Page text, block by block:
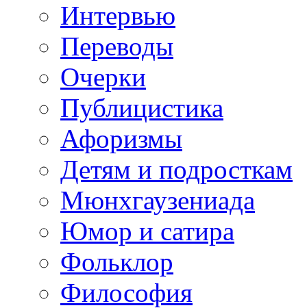
Интервью
Переводы
Очерки
Публицистика
Афоризмы
Детям и подросткам
Мюнхгаузениада
Юмор и сатира
Фольклор
Философия